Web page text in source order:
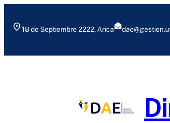
contenido
18 de Septiembre 2222, Arica